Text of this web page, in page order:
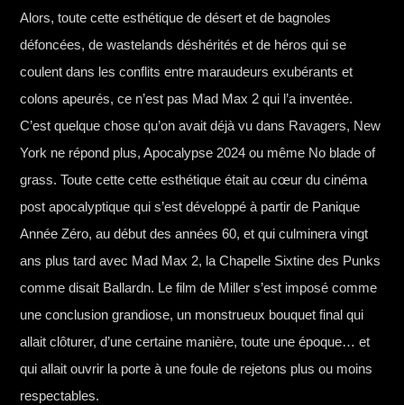
Alors, toute cette esthétique de désert et de bagnoles
défoncées, de wastelands déshérités et de héros qui se
coulent dans les conflits entre maraudeurs exubérants et
colons apeurés, ce n’est pas Mad Max 2 qui l’a inventée.
C’est quelque chose qu’on avait déjà vu dans Ravagers, New
York ne répond plus, Apocalypse 2024 ou même No blade of
grass. Toute cette cette esthétique était au cœur du cinéma
post apocalyptique qui s’est développé à partir de Panique
Année Zéro, au début des années 60, et qui culminera vingt
ans plus tard avec Mad Max 2, la Chapelle Sixtine des Punks
comme disait Ballardn. Le film de Miller s’est imposé comme
une conclusion grandiose, un monstrueux bouquet final qui
allait clôturer, d’une certaine manière, toute une époque… et
qui allait ouvrir la porte à une foule de rejetons plus ou moins
respectables.